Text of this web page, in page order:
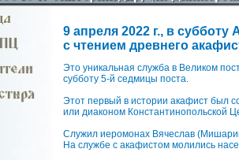
9 апреля 2022 г., в
с чтением древнего
Это уникальная служба в Великом
субботу 5-й седмицы поста.
Этот первый в истории акафист был
или диаконом Константинопольской
Служил иеромонах Вячеслав
На службе с акафистом молились